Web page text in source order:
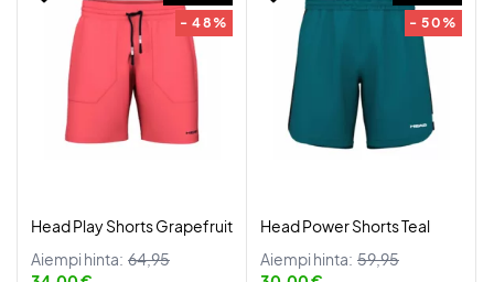
- 48%
Head Play Shorts Grapefruit
Aiempi hinta: 64,95
- 50%
Head Power Shorts Teal
Aiempi hinta: 59,95